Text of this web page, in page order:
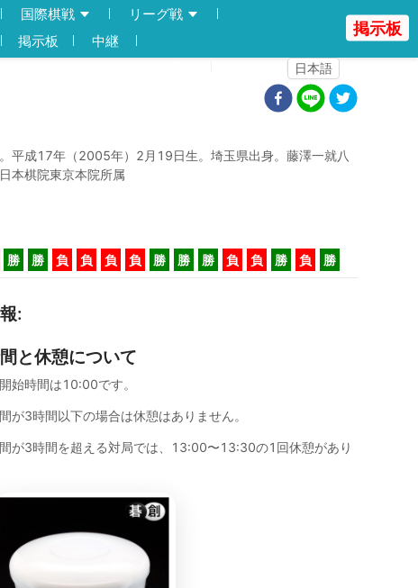
国際棋戦
リーグ戦
掲示板
中継
日本語
掲示板
平成17年（2005年）2月19日生。埼玉県出身。藤澤一就八
本棋院東京本院所属
勝 勝 負 負 負 負 勝 勝 勝 負 負 勝 負 勝
:
と休憩について
始時間は10:00です。
が3時間以下の場合は休憩はありません。
間が3時間を超える対局では、13:00〜13:30の1回休憩があり